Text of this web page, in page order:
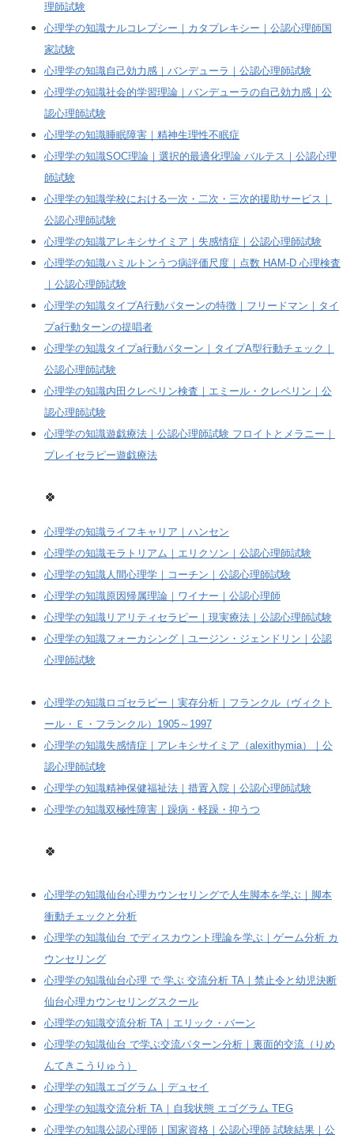
理師試験
心理学の知識ナルコレプシー｜カタプレキシー｜公認心理師国
家試験
心理学の知識自己効力感｜バンデューラ｜公認心理師試験
心理学の知識社会的学習理論｜バンデューラの自己効力感｜公
認心理師試験
心理学の知識睡眠障害｜精神生理性不眠症
心理学の知識SOC理論｜選択的最適化理論 バルテス｜公認心理
師試験
心理学の知識学校における一次・二次・三次的援助サービス｜
公認心理師試験
心理学の知識アレキシサイミア｜失感情症｜公認心理師試験
心理学の知識ハミルトンうつ病評価尺度｜点数 HAM-D 心理検査
｜公認心理師試験
心理学の知識タイプA行動パターンの特徴｜フリードマン｜タイ
プa行動ターンの提唱者
心理学の知識タイプa行動パターン｜タイプA型行動チェック｜
公認心理師試験
心理学の知識内田クレペリン検査｜エミール・クレペリン｜公
認心理師試験
心理学の知識遊戯療法｜公認心理師試験 フロイトとメラニー｜
プレイセラピー遊戯療法
🍀
心理学の知識ライフキャリア｜ハンセン
心理学の知識モラトリアム｜エリクソン｜公認心理師試験
心理学の知識人間心理学｜コーチン｜公認心理師試験
心理学の知識原因帰属理論｜ワイナー｜公認心理師
心理学の知識リアリティセラピー｜現実療法｜公認心理師試験
心理学の知識フォーカシング｜ユージン・ジェンドリン｜公認
心理師試験
心理学の知識ロゴセラピー｜実存分析｜フランクル（ヴィクト
ール・Ｅ・フランクル）1905～1997
心理学の知識失感情症｜アレキシサイミア（alexithymia）｜公
認心理師試験
心理学の知識精神保健福祉法｜措置入院｜公認心理師試験
心理学の知識双極性障害｜躁病・軽躁・抑うつ
🍀
心理学の知識仙台心理カウンセリングで人生脚本を学ぶ｜脚本
衝動チェックと分析
心理学の知識仙台 でディスカウント理論を学ぶ｜ゲーム分析 カ
ウンセリング
心理学の知識仙台心理 で 学ぶ 交流分析 TA｜禁止令と幼児決断
仙台心理カウンセリングスクール
心理学の知識交流分析 TA｜エリック・バーン
心理学の知識仙台 で学ぶ交流パターン分析｜裏面的交流（りめ
んてきこうりゅう）
心理学の知識エゴグラム｜デュセイ
心理学の知識交流分析 TA｜自我状態 エゴグラム TEG
心理学の知識公認心理師｜国家資格｜公認心理師 試験結果｜公